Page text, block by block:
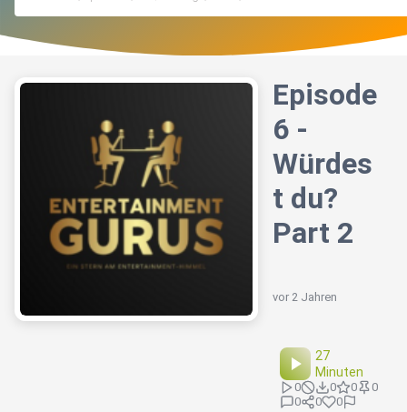
Episode
6 -
Würdes
t du?
Part 2
vor 2 Jahren
27
Minuten
0 0 0
0
0
0 0